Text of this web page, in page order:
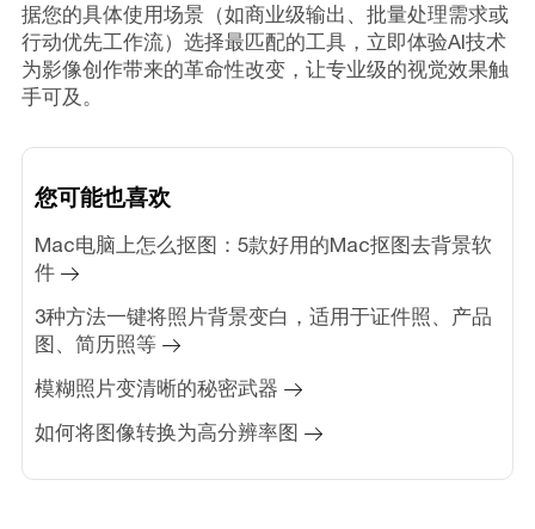
据您的具体使用场景（如商业级输出、批量处理需求或
行动优先工作流）选择最匹配的工具，立即体验AI技术
为影像创作带来的革命性改变，让专业级的视觉效果触
手可及。
您可能也喜欢
Mac电脑上怎么抠图：5款好用的Mac抠图去背景软
件
3种方法一键将照片背景变白，适用于证件照、产品
图、简历照等
模糊照片变清晰的秘密武器
如何将图像转换为高分辨率图